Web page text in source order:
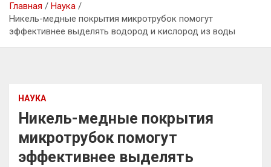
Главная
Наука
Никель-медные покрытия микротрубок помогут
эффективнее выделять водород и кислород из воды
НАУКА
Никель-медные покрытия
микротрубок помогут
эффективнее выделять